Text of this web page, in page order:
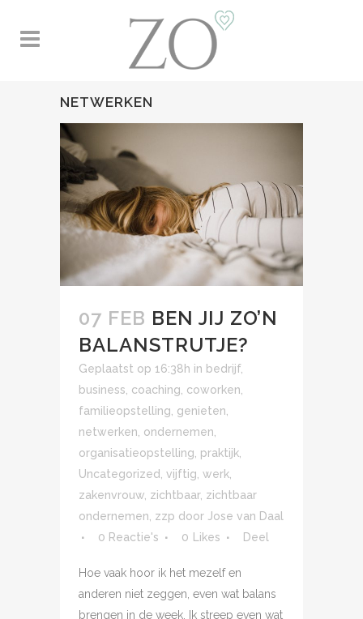
NETWERKEN
07 FEB BEN JIJ ZO’N
BALANSTRUTJE?
Geplaatst op 16:38h in bedrijf,
business coaching coworken
familieopstelling genieten
netwerken ondernemen
organisatieopstelling praktijk
Uncategorized vijftig werk
zakenvrouw zichtbaar, zichtbaar
ondernemen zzp door Jose van Daal
0 Reactie's
0 Likes Deel
Hoe vaak hoor ik het mezelf en
anderen niet zeggen, even wat balans
brengen in de week. Ik streep even wat